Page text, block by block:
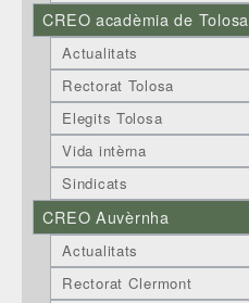
CREO acadèmia de Tolosa
Actualitats
Rectorat Tolosa
Elegits Tolosa
Vida intèrna
Sindicats
CREO Auvèrnha
Actualitats
Rectorat Clermont